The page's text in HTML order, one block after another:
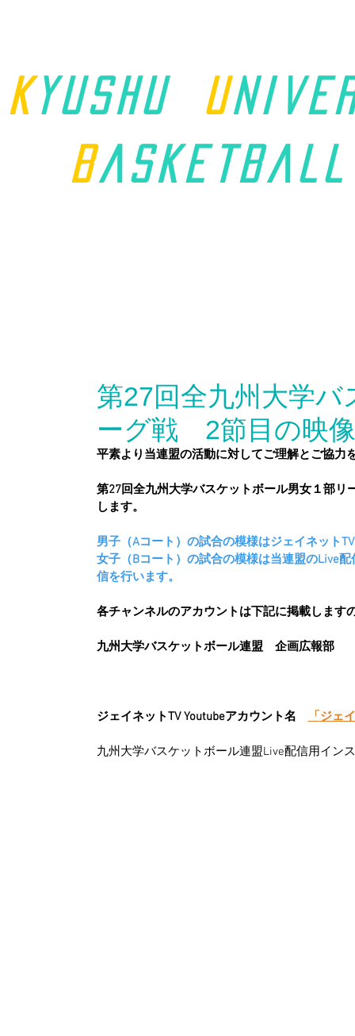
K yushu u
Basket ball
第27回全九州大学
ーグ戦 2節目の映
平素より当連盟の活動に対してご理解とご協力
第27回全九州大学バスケットボール男女１部
します。
男子（Aコート）の試合の模様はジェイネット
女子（Bコート）の試合の模様は当連盟のLive
信を行います。
各チャンネルのアカウントは下記に掲載します
九州大学バスケットボール連盟　企画広報部
ジェイネットTV Youtubeアカウント名 「 ジェ
九州大学バスケットボール連盟Live配信用イン